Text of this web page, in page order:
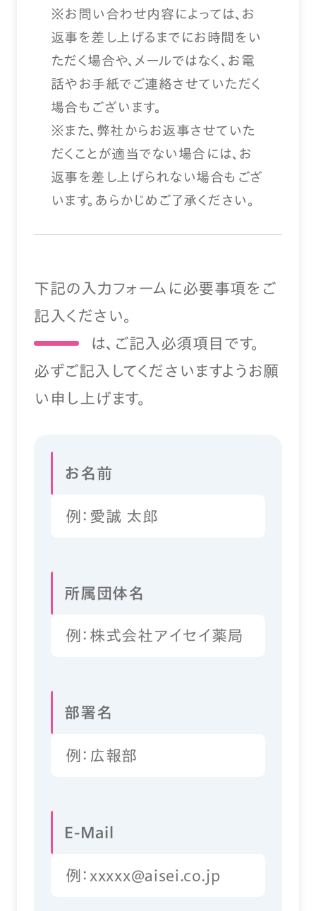
※お問い合わせ内容によっては、お
返事を差し上げるまでにお時間をい
ただく場合や、メールではなく、お電
話やお手紙でご連絡させていただく
場合もございます。
※また、弊社からお返事させていた
だくことが適当でない場合には、お
返事を差し上げられない場合もござ
います。あらかじめご了承ください。
下記の入力フォームに必要事項をご
記入ください。
は、ご記入必須項目です。
必ずご記入してくださいますようお願
い申し上げます。
お名前
所属団体名
部署名
E-Mail